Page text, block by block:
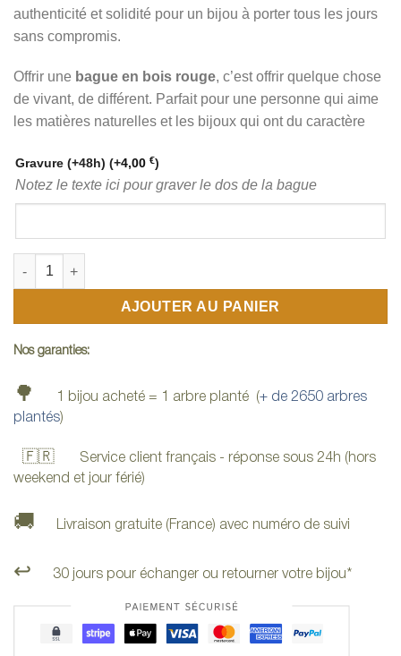
authenticité et solidité pour un bijou à porter tous les jours
sans compromis.
Offrir une bague en bois rouge, c’est offrir quelque chose
de vivant, de différent. Parfait pour une personne qui aime
les matières naturelles et les bijoux qui ont du caractère
Gravure (+48h) (+4,00 €)
Notez le texte ici pour graver le dos de la bague
quantité de Bague en bois rouge
AJOUTER AU PANIER
Nos garanties:
🌳 1 bijou acheté = 1 arbre planté (+ de 2650 arbres
plantés)
🇫🇷 Service client français - réponse sous 24h (hors
weekend et jour férié)
🚚 Livraison gratuite (France) avec numéro de suivi
↩️ 30 jours pour échanger ou retourner votre bijou*